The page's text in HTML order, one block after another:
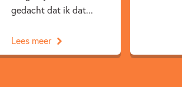
gedacht dat ik dat...
Lees meer